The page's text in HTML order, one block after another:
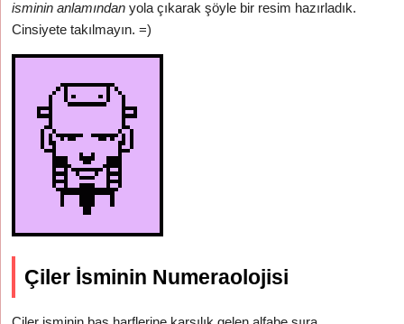
isminin anlamından yola çıkarak şöyle bir resim hazırladık.
Cinsiyete takılmayın. =)
Çiler İsminin Numeraolojisi